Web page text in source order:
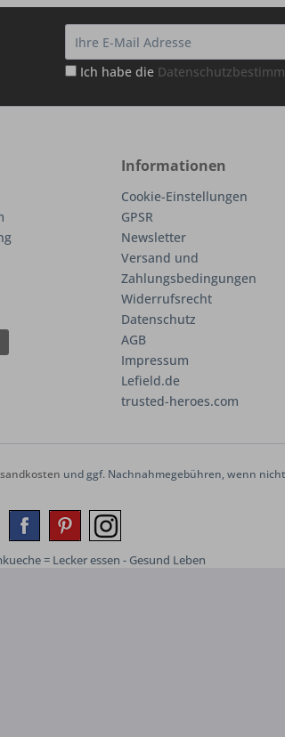
Ich habe die
Informationen
Cookie-Einstellungen
GPSR
Newsletter
Versand und
Zahlungsbedingungen
Widerrufsrecht
Datenschutz
AGB
Impressum
Lefield.de
trusted-heroes.com
und ggf. Nachnahmegebühren, wenn
= Lecker essen - Gesund Leben